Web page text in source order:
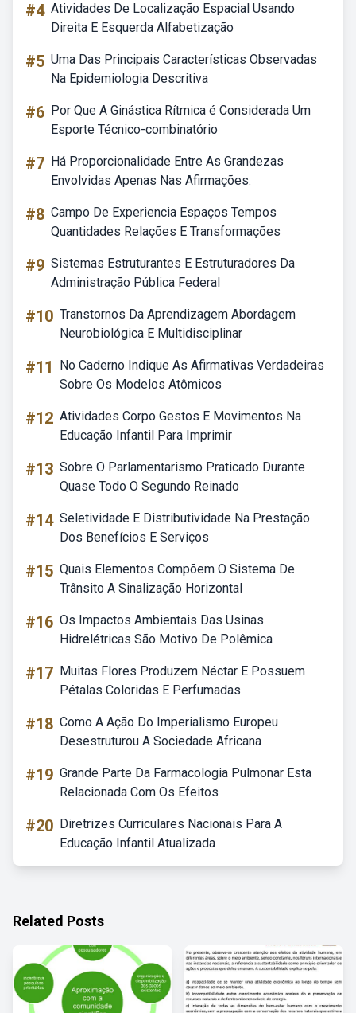
#4 Atividades De Localização Espacial Usando
Direita E Esquerda Alfabetização
#5 Uma Das Principais Características Observadas
Na Epidemiologia Descritiva
#6 Por Que A Ginástica Rítmica é Considerada Um
Esporte Técnico-combinatório
#7 Há Proporcionalidade Entre As Grandezas
Envolvidas Apenas Nas Afirmações:
#8 Campo De Experiencia Espaços Tempos
Quantidades Relações E Transformações
#9 Sistemas Estruturantes E Estruturadores Da
Administração Pública Federal
#10 Transtornos Da Aprendizagem Abordagem
Neurobiológica E Multidisciplinar
#11
No Caderno Indique As Afirmativas Verdadeiras
Sobre Os Modelos Atômicos
#12 Atividades Corpo Gestos E Movimentos Na
Educação Infantil Para Imprimir
#13 Sobre O Parlamentarismo Praticado Durante
Quase Todo O Segundo Reinado
#14 Seletividade E Distributividade Na Prestação
Dos Benefícios E Serviços
#15 Quais Elementos Compõem O Sistema De
Trânsito A Sinalização Horizontal
#16 Os Impactos Ambientais Das Usinas
Hidrelétricas São Motivo De Polêmica
#17 Muitas Flores Produzem Néctar E Possuem
Pétalas Coloridas E Perfumadas
#18 Como A Ação Do Imperialismo Europeu
Desestruturou A Sociedade Africana
#19 Grande Parte Da Farmacologia Pulmonar Esta
Relacionada Com Os Efeitos
#20 Diretrizes Curriculares Nacionais Para A
Educação Infantil Atualizada
Related Posts